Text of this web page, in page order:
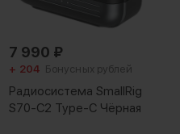
7 990 ₽
+ 204 Бонусных рублей
Радиосистема SmallRig
S70-C2 Type-C Чёрная